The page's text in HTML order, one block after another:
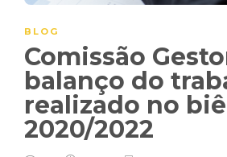
BLOG
Comissão
balanço do
realizado no
2020/2022